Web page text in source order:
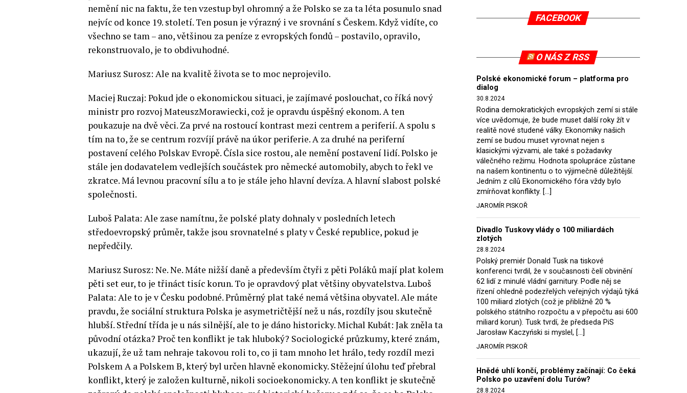
nemění nic na faktu, že ten vzestup byl ohromný a že Polsko se za ta léta posunulo snad
nejvíc od konce 19. století. Ten posun je výrazný i ve srovnání s Českem. Když vidíte, co
všechno se tam – ano, většinou za peníze z evropských fondů – postavilo, opravilo,
rekonstruovalo, je to obdivuhodné.
Mariusz Surosz: Ale na kvalitě života se to moc neprojevilo.
Maciej Ruczaj: Pokud jde o ekonomickou situaci, je zajímavé poslouchat, co říká nový
ministr pro rozvoj MateuszMorawiecki, což je opravdu úspěšný ekonom. A ten
poukazuje na dvě věci. Za prvé na rostoucí kontrast mezi centrem a periferií. A spolu s
tím na to, že se centrum rozvíjí právě na úkor periferie. A za druhé na periferní
postavení celého Polskav Evropě. Čísla sice rostou, ale nemění postavení lidí. Polsko je
stále jen dodavatelem vedlejších součástek pro německé automobily, abych to řekl ve
zkratce. Má levnou pracovní sílu a to je stále jeho hlavní devíza. A hlavní slabost polské
společnosti.
Luboš Palata: Ale zase namítnu, že polské platy dohnaly v posledních letech
středoevropský průměr, takže jsou srovnatelné s platy v České republice, pokud je
nepředčily.
Mariusz Surosz: Ne. Ne. Máte nižší daně a především čtyři z pěti Poláků mají plat kolem
pěti set eur, to je třináct tisíc korun. To je opravdový plat většiny obyvatelstva. Luboš
Palata: Ale to je v Česku podobné. Průměrný plat také nemá většina obyvatel. Ale máte
pravdu, že sociální struktura Polska je asymetričtější než u nás, rozdíly jsou skutečně
hlubší. Střední třída je u nás silnější, ale to je dáno historicky. Michal Kubát: Jak zněla ta
původní otázka? Proč ten konflikt je tak hluboký? Sociologické průzkumy, které znám,
ukazují, že už tam nehraje takovou roli to, co ji tam mnoho let hrálo, tedy rozdíl mezi
Polskem A a Polskem B, který byl určen hlavně ekonomicky. Stěžejní úlohu teď přebral
konflikt, který je založen kulturně, nikoli socioekonomicky. A ten konflikt je skutečně
FACEBOOK
O NÁS Z RSS
Polské ekonomické forum – platforma pro
dialog
30.8.2024
Rodina demokratických evropských zemí si stále
více uvědomuje, že bude muset další roky žít v
realitě nové studené války. Ekonomiky našich
zemí se budou muset vyrovnat nejen s
klasickými výzvami, ale také s požadavky
válečného režimu. Hodnota spolupráce zůstane
na našem kontinentu o to výjimečně důležitější.
Jedním z cílů Ekonomického fóra vždy bylo
zmírňovat konflikty. […]
JAROMÍR PISKOŘ
Divadlo Tuskovy vlády o 100 miliardách
zlotých
28.8.2024
Polský premiér Donald Tusk na tiskové
konferenci tvrdil, že v současnosti čelí obvinění
62 lidí z minulé vládní garnitury. Podle něj se
řízení ohledně podezřelých veřejných výdajů týká
100 miliard zlotých (což je přibližně 20 %
polského státního rozpočtu a v přepočtu asi 600
miliard korun). Tusk tvrdí, že předseda PiS
Jarosław Kaczyński si myslel, […]
JAROMÍR PISKOŘ
Hnědé uhlí končí, problémy začínají: Co čeká
Polsko po uzavření dolu Turów?
28.8.2024